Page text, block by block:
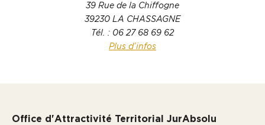
39 Rue de la Chiffogne
39230 LA CHASSAGNE
Tél. : 06 27 68 69 62
Plus d’infos
Office d'Attractivité Territorial JurAbsolu